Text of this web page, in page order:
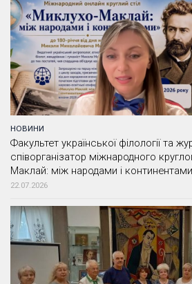
НОВИНИ
Факультет української філології та
співорганізатор міжнародного
Маклай: між народами і
22.07.2026